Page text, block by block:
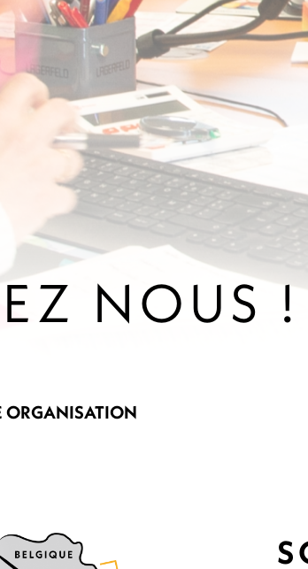
NOUS !
ORGANISATION